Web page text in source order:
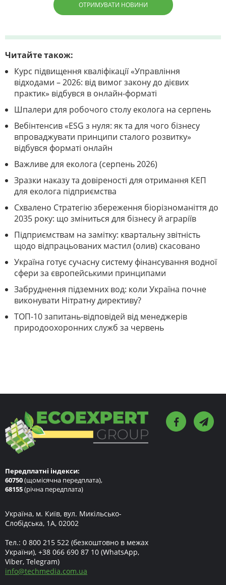
ОТРИМУВАТИ НОВИНИ
Читайте також:
Курс підвищення кваліфікації «Управління
відходами – 2026: від вимог закону до дієвих
практик» відбувся в онлайн-форматі
Шпалери для робочого столу еколога на серпень
Вебінтенсив «ESG з нуля: як та для чого бізнесу
впроваджувати принципи сталого розвитку»
відбувся форматі онлайн
Важливе для еколога (серпень 2026)
Зразки наказу та довіреності для отримання КЕП
для еколога підприємства
Схвалено Стратегію збереження біорізноманіття до
2035 року: що зміниться для бізнесу й аграріїв
Підприємствам на замітку: квартальну звітність
щодо відпрацьованих мастил (олив) скасовано
Україна готує сучасну систему фінансування водної
сфери за європейськими принципами
Забруднення підземних вод: коли Україна почне
виконувати Нітратну директиву?
ТОП-10 запитань-відповідей від менеджерів
природоохоронних служб за червень
Передплатні індекси:
60750(щомісячна передплата),
68155(річна передплата)
Україна, м. Київ, вул. Микільсько-
Слобідська, 1А, 02002
Тел.: 0 800 215 522 (безкоштовно в межах
України), +38 066 690 87 10 (WhatsApp,
Viber, Telegram)
info@techmedia.com.ua